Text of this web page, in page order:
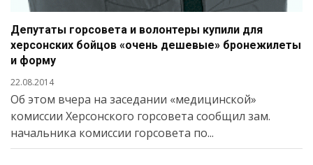
Депутаты горсовета и волонтеры купили для
херсонских бойцов «очень дешевые» бронежилеты
и форму
22.08.2014
Об этом вчера на заседании «медицинской»
комиссии Херсонского горсовета сообщил зам.
начальника комиссии горсовета по...